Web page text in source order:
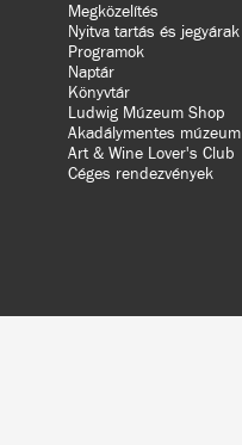
Megközelítés
Nyitva tartás és jegyárak
Programok
Naptár
Könyvtár
Ludwig Múzeum Shop
Akadálymentes múzeum
Art & Wine Lover's Club
Céges rendezvények